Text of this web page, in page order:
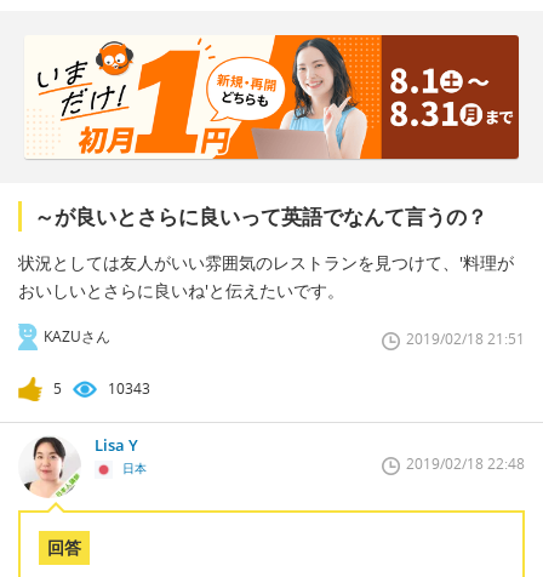
～が良いとさらに良いって英語でなんて言うの？
状況としては友人がいい雰囲気のレストランを見つけて、'料理が
おいしいとさらに良いね'と伝えたいです。
KAZUさん 2019/02/18 21:51
5 10343
Lisa Y
日本 2019/02/18 22:48
回答